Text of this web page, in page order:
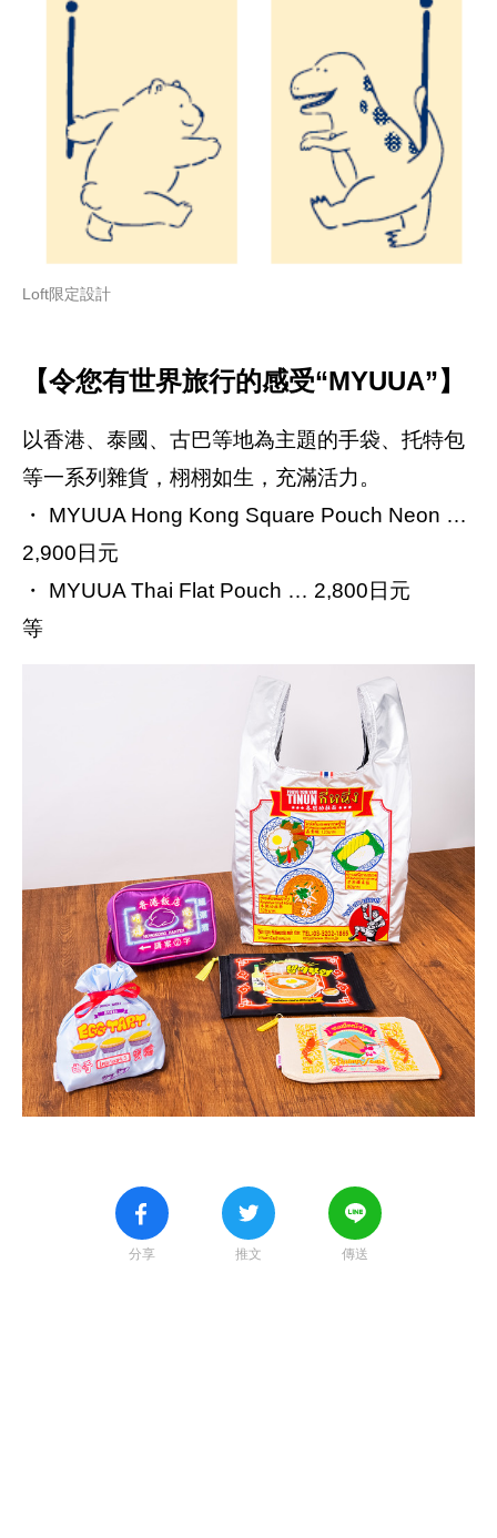
Loft限定設計
【令您有世界旅行的感受“MYUUA”】
以香港、泰國、古巴等地為主題的手袋、托特包
等一系列雜貨，栩栩如生，充滿活力。
・ MYUUA Hong Kong Square Pouch Neon …
2,900日元
・ MYUUA Thai Flat Pouch … 2,800日元
等
分享 推文 傳送